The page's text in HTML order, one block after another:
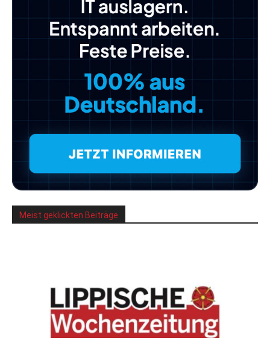
Meist geklickten Beiträge